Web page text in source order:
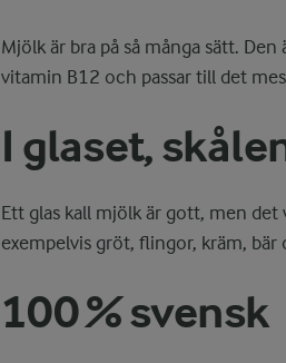
Mjölk är bra på så många sätt.
vitamin B12 och passar till det
I glaset,
Ett glas kall mjölk är gott, men
exempelvis gröt, flingor, kräm,
100 % svensk